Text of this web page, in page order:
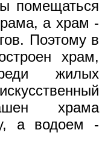
помещаться
а храм -
Поэтому в
храм,
жилых
храма
а водоем -